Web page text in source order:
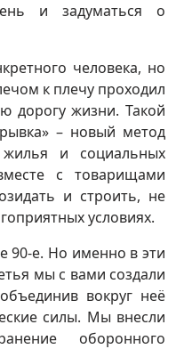
и задуматься о
человека, но
к плечу проходил
дорогу жизни. Такой
– новый метод
жилья и социальных
с товарищами
и строить, не
условиях.
90-е. Но именно в эти
мы с вами создали
вокруг неё
силы. Мы внесли
оборонного